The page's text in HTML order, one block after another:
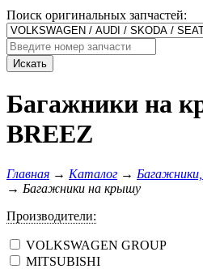
Поиск оригинальных запчастей:
Искать
Багажники на
BREEZ
Главная → Каталог → Багажники,
→ Багажники на крышу
Производители:
VOLKSWAGEN GROUP
MITSUBISHI